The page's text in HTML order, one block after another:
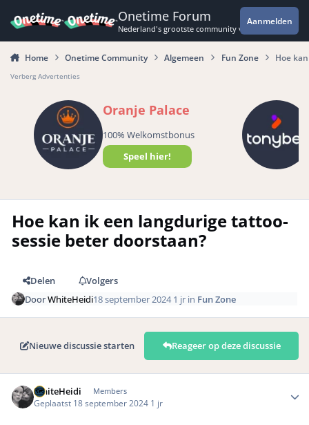
Onetime Forum
Nederland's grootste community voor de
Aanmelden
Home Onetime Community Algemeen Fun Zone Hoe
Verberg Advertenties
Oranje Palace
100% Welkomstbonus
Speel hier!
Hoe kan ik een langdurige tattoo-
sessie beter doorstaan?
Delen
Volgers
DoorWhiteHeidi18 september 20241 jr in Fun Zone
Nieuwe discussie starten Reageer op deze discussie
WhiteHeidi Members
Geplaatst 18 september 2024 1 jr